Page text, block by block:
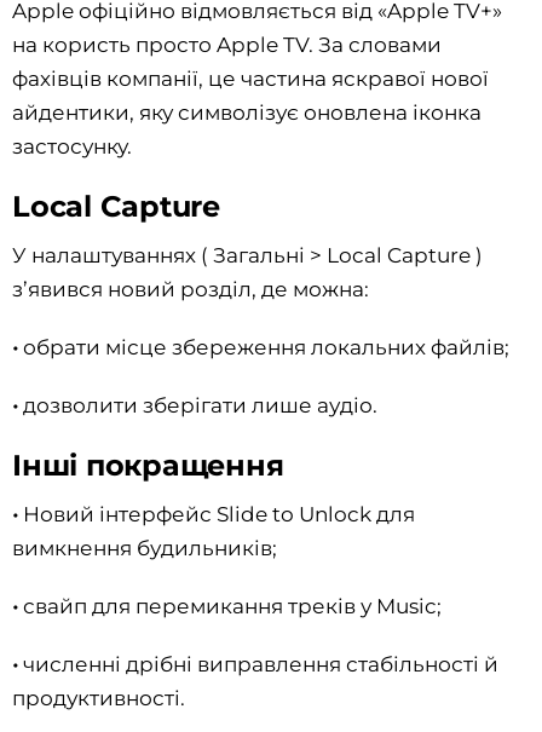
Apple офіційно відмовляється від «Apple TV+»
на користь просто Apple TV. За словами
фахівців компанії, це частина яскравої нової
айдентики, яку символізує оновлена іконка
застосунку.
Local Capture
У налаштуваннях ( Загальні > Local Capture )
з’явився новий розділ, де можна:
• обрати місце збереження локальних файлів;
• дозволити зберігати лише аудіо.
Інші покращення
• Новий інтерфейс Slide to Unlock для
вимкнення будильників;
• свайп для перемикання треків у Music;
• численні дрібні виправлення стабільності й
продуктивності.